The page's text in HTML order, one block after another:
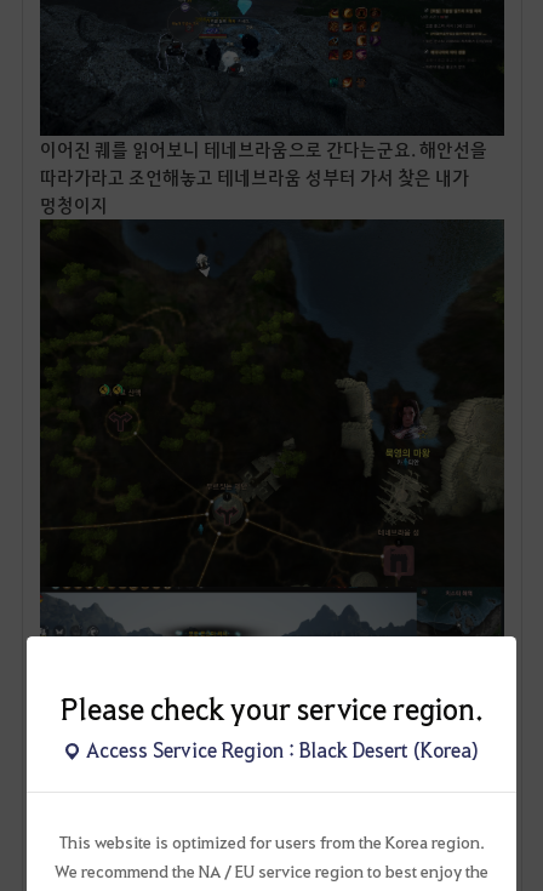
Please check your service region.
Access Service Region : Black Desert (Korea)
This website is optimized for users from the Korea region.
We recommend the NA / EU service region to best enjoy the
이어진 퀘를 읽어보니 테네브라움으로 간다는군요. 해안선을
따라가라고 조언해놓고 테네브라움 성부터 가서 찾은 내가
멍청이지
여기서 쭉쭉 완료해주시면 됩니다.